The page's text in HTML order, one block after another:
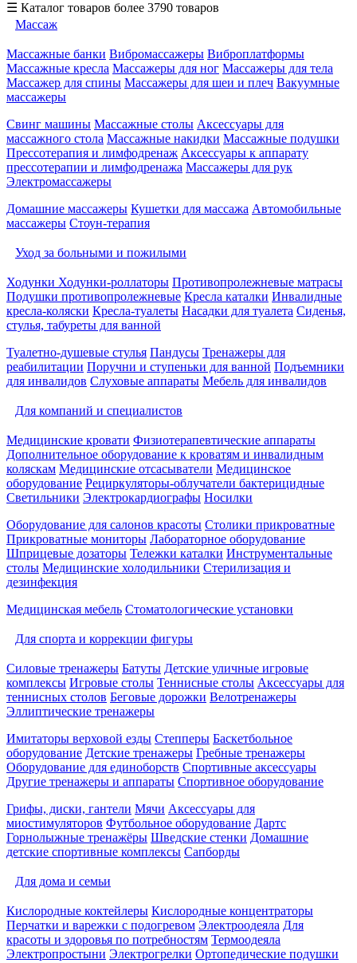
☰ Каталог товаров более 3790 товаров
Массаж
Массажные банки Вибромассажеры Виброплатформы
Массажные кресла Массажеры для ног Массажеры для тела
Массажер для спины Массажеры для шеи и плеч Вакуумные
массажеры
Свинг машины Массажные столы Аксессуары для
массажного стола Массажные накидки Массажные подушки
Прессотерапия и лимфодренаж Аксессуары к аппарату
прессотерапии и лимфодренажа Массажеры для рук
Электромассажеры
Домашние массажеры Кушетки для массажа Автомобильные
массажеры Стоун-терапия
Уход за больными и пожилыми
Ходунки Ходунки-роллаторы Противопролежневые матрасы
Подушки противопролежневые Кресла каталки Инвалидные
кресла-коляски Кресла-туалеты Насадки для туалета Сиденья,
стулья, табуреты для ванной
Туалетно-душевые стулья Пандусы Тренажеры для
реабилитации Поручни и ступеньки для ванной Подъемники
для инвалидов Слуховые аппараты Мебель для инвалидов
Для компаний и специалистов
Медицинские кровати Физиотерапевтические аппараты
Дополнительное оборудование к кроватям и инвалидным
коляскам Медицинские отсасыватели Медицинское
оборудование Рециркуляторы-облучатели бактерицидные
Светильники Электрокардиографы Носилки
Оборудование для салонов красоты Столики прикроватные
Прикроватные мониторы Лабораторное оборудование
Шприцевые дозаторы Тележки каталки Инструментальные
столы Медицинские холодильники Стерилизация и
дезинфекция
Медицинская мебель Стоматологические установки
Для спорта и коррекции фигуры
Силовые тренажеры Батуты Детские уличные игровые
комплексы Игровые столы Теннисные столы Аксессуары для
теннисных столов Беговые дорожки Велотренажеры
Эллиптические тренажеры
Имитаторы верховой езды Степперы Баскетбольное
оборудование Детские тренажеры Гребные тренажеры
Оборудование для единоборств Спортивные аксессуары
Другие тренажеры и аппараты Спортивное оборудование
Грифы, диски, гантели Мячи Аксессуары для
миостимуляторов Футбольное оборудование Дартс
Горнолыжные тренажёры Шведские стенки Домашние
детские спортивные комплексы Сапборды
Для дома и семьи
Кислородные коктейлеры Кислородные концентраторы
Перчатки и варежки с подогревом Электроодеяла Для
красоты и здоровья по потребностям Термоодеяла
Электропростыни Электрогрелки Ортопедические подушки